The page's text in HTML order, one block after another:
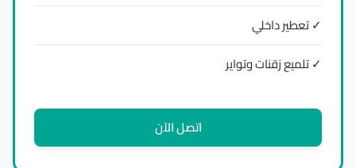
✓ تعطير داخلي
✓ تلميع زقنات وتواير
اتصل الآن